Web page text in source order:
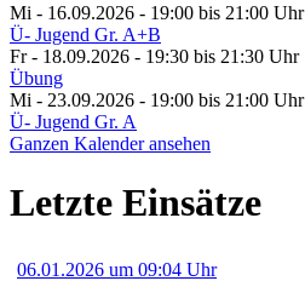
Mi - 16.09.2026 - 19:00 bis 21:00 Uhr
Ü- Jugend Gr. A+B
Fr - 18.09.2026 - 19:30 bis 21:30 Uhr
Übung
Mi - 23.09.2026 - 19:00 bis 21:00 Uhr
Ü- Jugend Gr. A
Ganzen Kalender ansehen
Letzte Einsätze
06.01.2026 um 09:04 Uhr